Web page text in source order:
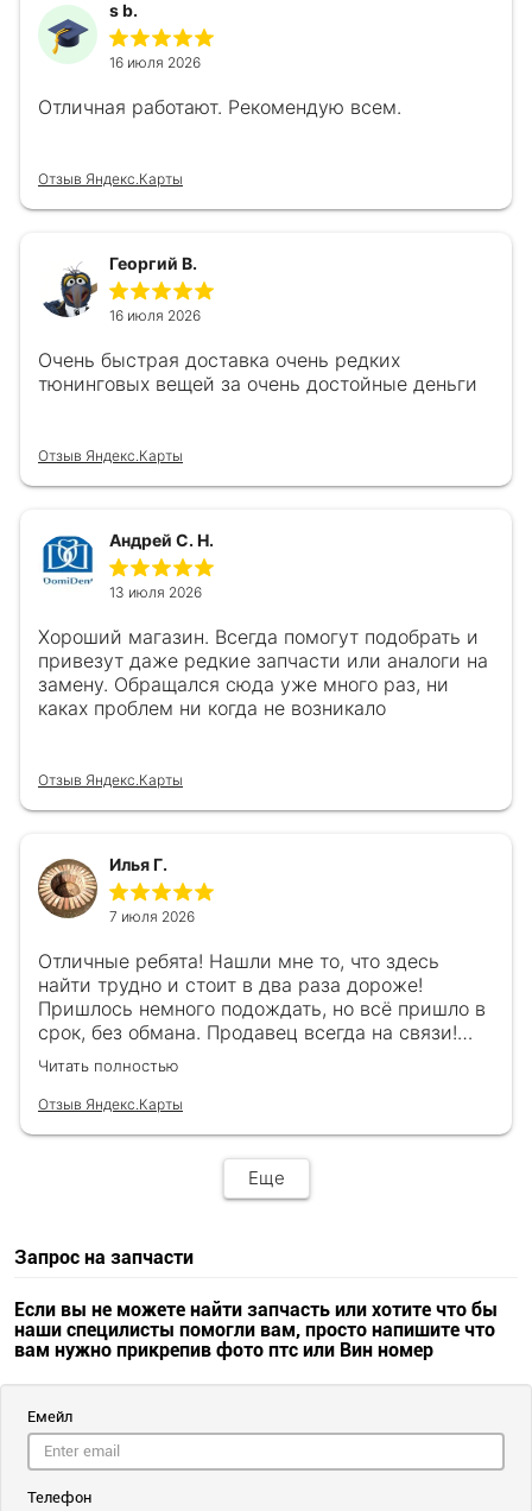
s b.
16 июля 2026
Отличная работают. Рекомендую всем.
Отзыв Яндекс.Карты
Георгий В.
16 июля 2026
Очень быстрая доставка очень редких
тюнинговых вещей за очень достойные деньги
Отзыв Яндекс.Карты
Андрей С. Н.
13 июля 2026
Хороший магазин. Всегда помогут подобрать и
привезут даже редкие запчасти или аналоги на
замену. Обращался сюда уже много раз, ни
каках проблем ни когда не возникало
Отзыв Яндекс.Карты
Илья Г.
7 июля 2026
Отличные ребята! Нашли мне то, что здесь
найти трудно и стоит в два раза дороже!
Пришлось немного подождать, но всё пришло в
срок, без обмана. Продавец всегда на связи!
Буду ещё обращаться! 👍
Читать полностью
Отзыв Яндекс.Карты
Еще
Запрос на запчасти
Если вы не можете найти запчасть или хотите что бы
наши специлисты помогли вам, просто напишите что
вам нужно прикрепив фото птс или Вин номер
Емейл
Телефон